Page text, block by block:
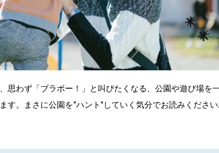
思わず「ブラボー！」と叫びたくなる、公園や遊び場を
す。まさに公園を”ハント"していく気分でお読みください